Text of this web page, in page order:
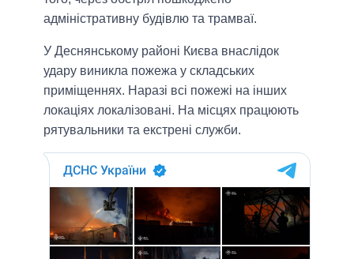
адміністративну будівлю та трамваї.
У Деснянському районі Києва внаслідок
удару виникла пожежа у складських
приміщеннях. Наразі всі пожежі на інших
локаціях локалізовані. На місцях працюють
рятувальники та екстрені служби.